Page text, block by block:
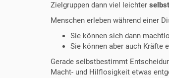
Zielgruppen dann viel leichter
Menschen erleben während einer
Sie können sich dann
Sie können aber auch Kräfte
Gerade selbstbestimmt
Macht- und Hilflosigkeit etwas